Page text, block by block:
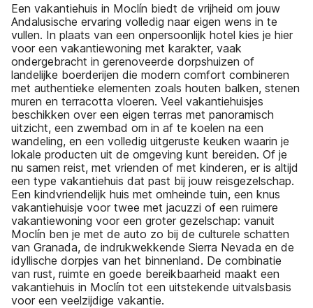
Een vakantiehuis in Moclín biedt de vrijheid om jouw
Andalusische ervaring volledig naar eigen wens in te
vullen. In plaats van een onpersoonlijk hotel kies je hier
voor een vakantiewoning met karakter, vaak
ondergebracht in gerenoveerde dorpshuizen of
landelijke boerderijen die modern comfort combineren
met authentieke elementen zoals houten balken, stenen
muren en terracotta vloeren. Veel vakantiehuisjes
beschikken over een eigen terras met panoramisch
uitzicht, een zwembad om in af te koelen na een
wandeling, en een volledig uitgeruste keuken waarin je
lokale producten uit de omgeving kunt bereiden. Of je
nu samen reist, met vrienden of met kinderen, er is altijd
een type vakantiehuis dat past bij jouw reisgezelschap.
Een kindvriendelijk huis met omheinde tuin, een knus
vakantiehuisje voor twee met jacuzzi of een ruimere
vakantiewoning voor een groter gezelschap: vanuit
Moclín ben je met de auto zo bij de culturele schatten
van Granada, de indrukwekkende Sierra Nevada en de
idyllische dorpjes van het binnenland. De combinatie
van rust, ruimte en goede bereikbaarheid maakt een
vakantiehuis in Moclín tot een uitstekende uitvalsbasis
voor een veelzijdige vakantie.